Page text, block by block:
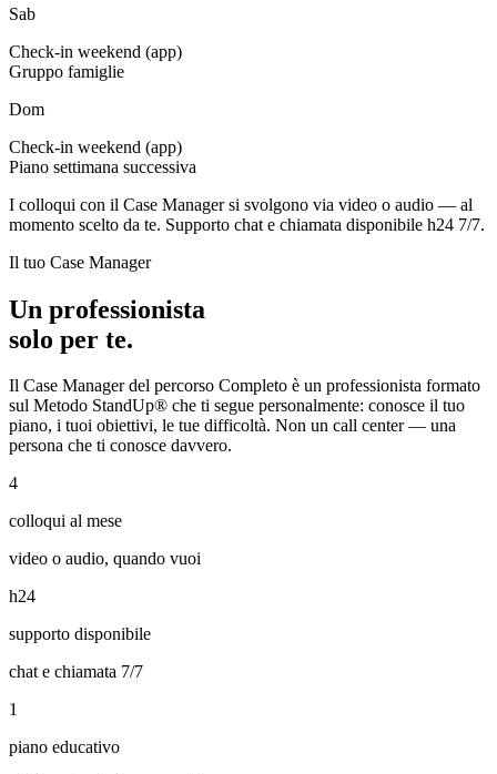
Sab
Check-in weekend (app)
Gruppo famiglie
Dom
Check-in weekend (app)
Piano settimana successiva
I colloqui con il Case Manager si svolgono via video o audio — al
momento scelto da te. Supporto chat e chiamata disponibile h24 7/7.
Il tuo Case Manager
Un professionista
solo per te.
Il Case Manager del percorso Completo è un professionista formato
sul Metodo StandUp® che ti segue personalmente: conosce il tuo
piano, i tuoi obiettivi, le tue difficoltà. Non un call center — una
persona che ti conosce davvero.
4
colloqui al mese
video o audio, quando vuoi
h24
supporto disponibile
chat e chiamata 7/7
1
piano educativo